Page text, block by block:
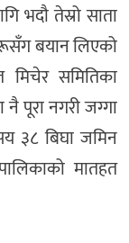
भदौ तेस्रो साता
बयान लिएको
मिचेर समितिका
पूरा नगरी जग्गा
३८ बिघा जमिन
मातहत